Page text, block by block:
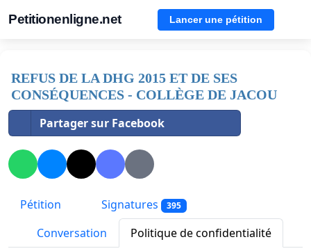
Petitionenligne.net Lancer une pétition
REFUS DE LA DHG 2015 ET DE SES
CONSÉQUENCES - COLLÈGE DE JACOU
Partager sur Facebook
Pétition Signatures 395
Conversation Politique de confidentialité